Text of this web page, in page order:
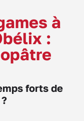
à
:
forts de